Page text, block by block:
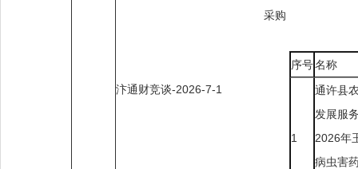
汴通财竞谈-2026-7-1
采购
序号名称
1
通许县
发展服
2026年
病虫害